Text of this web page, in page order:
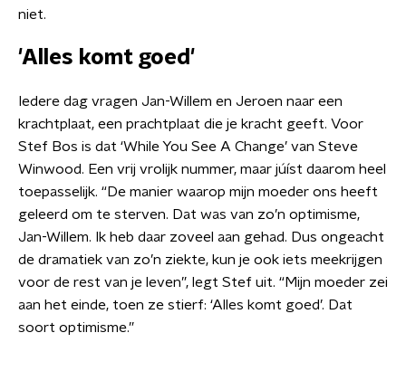
niet.
'Alles komt goed'
Iedere dag vragen Jan-Willem en Jeroen naar een
krachtplaat, een prachtplaat die je kracht geeft. Voor
Stef Bos is dat ‘While You See A Change’ van Steve
Winwood. Een vrij vrolijk nummer, maar júíst daarom heel
toepasselijk. “De manier waarop mijn moeder ons heeft
geleerd om te sterven. Dat was van zo’n optimisme,
Jan-Willem. Ik heb daar zoveel aan gehad. Dus ongeacht
de dramatiek van zo’n ziekte, kun je ook iets meekrijgen
voor de rest van je leven”, legt Stef uit. “Mijn moeder zei
aan het einde, toen ze stierf: ‘Alles komt goed’. Dat
soort optimisme.”